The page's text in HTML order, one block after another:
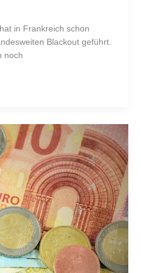
in Frankreich schon
Blackout geführt.
noch